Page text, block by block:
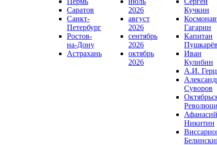
Саратов
Санкт-
Петербург
Ростов-
на-Дону
Астрахань
2026
август
2026
сентябрь
2026
октябрь
2026
Кучкин
Гагарин
Капитан
Иван
Кулибин
А.И.
Суворов
Афанасий
Никитин